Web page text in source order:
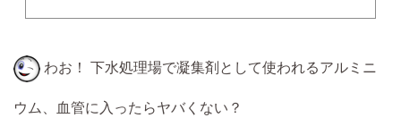
わお！ 下水処理場で凝集剤として使われるアルミニ
ウム、血管に入ったらヤバくない？